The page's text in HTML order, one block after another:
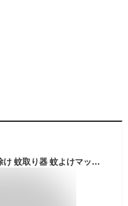
FLEXTAILGEAR MAX REPEL S蚊取り 蚊除け 蚊取り器 蚊よけマット加熱器 電池式 蚊取りシート加熱 持ち運び便利 アウトドア 蚊対策グッズ 省エネ 屋外 屋内（グリーン）